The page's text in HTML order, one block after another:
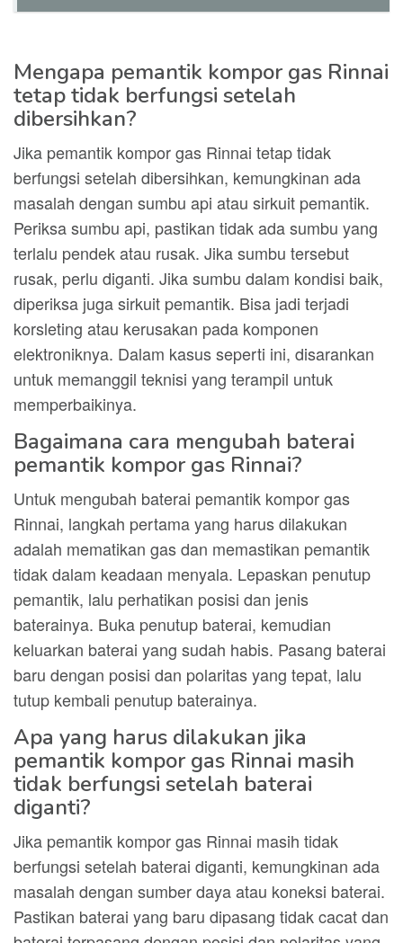
Mengapa pemantik kompor gas Rinnai
tetap tidak berfungsi setelah
dibersihkan?
Jika pemantik kompor gas Rinnai tetap tidak
berfungsi setelah dibersihkan, kemungkinan ada
masalah dengan sumbu api atau sirkuit pemantik.
Periksa sumbu api, pastikan tidak ada sumbu yang
terlalu pendek atau rusak. Jika sumbu tersebut
rusak, perlu diganti. Jika sumbu dalam kondisi baik,
diperiksa juga sirkuit pemantik. Bisa jadi terjadi
korsleting atau kerusakan pada komponen
elektroniknya. Dalam kasus seperti ini, disarankan
untuk memanggil teknisi yang terampil untuk
memperbaikinya.
Bagaimana cara mengubah baterai
pemantik kompor gas Rinnai?
Untuk mengubah baterai pemantik kompor gas
Rinnai, langkah pertama yang harus dilakukan
adalah mematikan gas dan memastikan pemantik
tidak dalam keadaan menyala. Lepaskan penutup
pemantik, lalu perhatikan posisi dan jenis
baterainya. Buka penutup baterai, kemudian
keluarkan baterai yang sudah habis. Pasang baterai
baru dengan posisi dan polaritas yang tepat, lalu
tutup kembali penutup baterainya.
Apa yang harus dilakukan jika
pemantik kompor gas Rinnai masih
tidak berfungsi setelah baterai
diganti?
Jika pemantik kompor gas Rinnai masih tidak
berfungsi setelah baterai diganti, kemungkinan ada
masalah dengan sumber daya atau koneksi baterai.
Pastikan baterai yang baru dipasang tidak cacat dan